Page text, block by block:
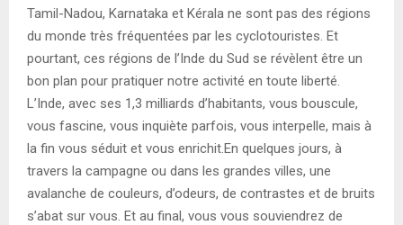
Tamil-Nadou, Karnataka et Kérala ne sont pas des régions
du monde très fréquentées par les cyclotouristes. Et
pourtant, ces régions de l’Inde du Sud se révèlent être un
bon plan pour pratiquer notre activité en toute liberté.
L’Inde, avec ses 1,3 milliards d’habitants, vous bouscule,
vous fascine, vous inquiète parfois, vous interpelle, mais à
la fin vous séduit et vous enrichit.En quelques jours, à
travers la campagne ou dans les grandes villes, une
avalanche de couleurs, d’odeurs, de contrastes et de bruits
s’abat sur vous. Et au final, vous vous souviendrez de